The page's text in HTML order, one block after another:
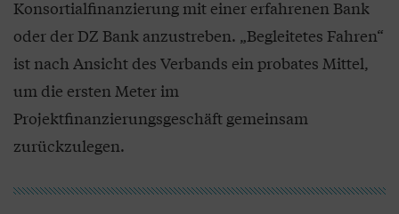
Konsortialfinanzierung mit einer erfahrenen Bank
oder der DZ Bank anzustreben. „Begleitetes Fahren“
ist nach Ansicht des Verbands ein probates Mittel,
um die ersten Meter im
Projektfinanzierungsgeschäft gemeinsam
zurückzulegen.